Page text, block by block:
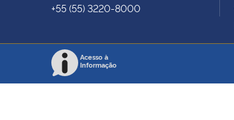
+55 (55) 3220-8000
Acesso à
Informação